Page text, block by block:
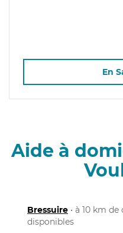
En
Aide à
Bressuire • à 10 km
disponibles